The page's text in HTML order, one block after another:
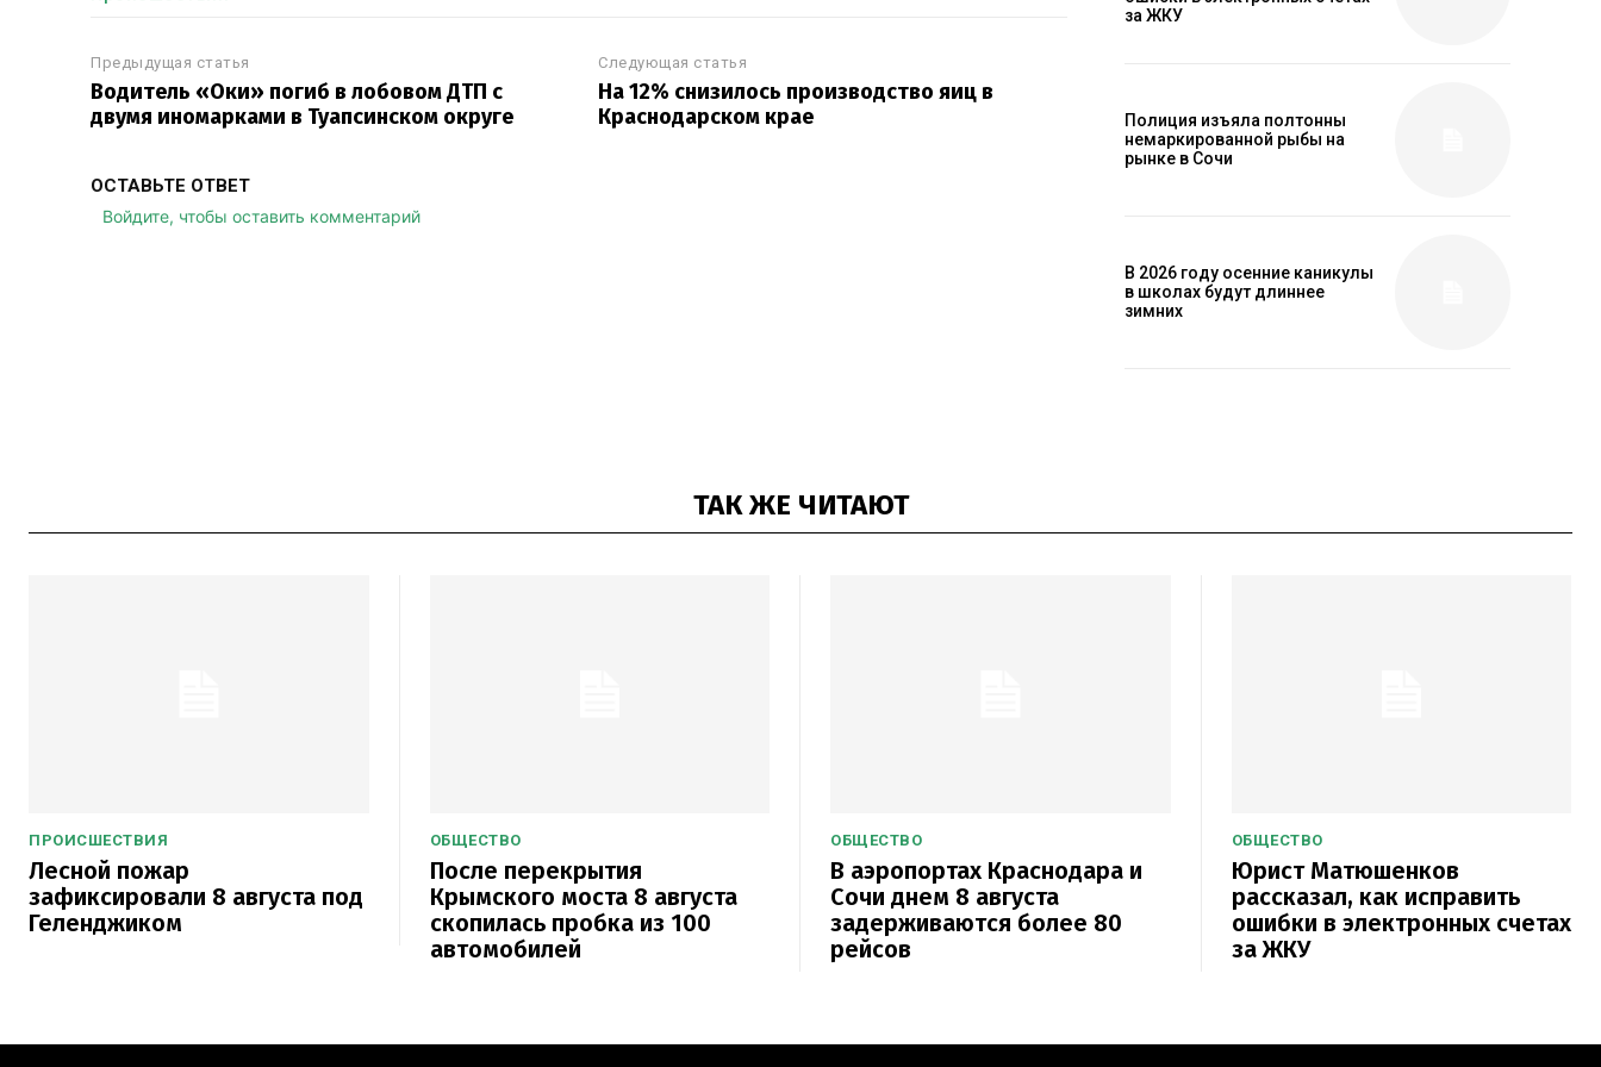
Предыдущая статья
Водитель «Оки» погиб в лобовом ДТП с
двумя иномарками в Туапсинском округе
Следующая статья
На 12% снизилось производство яиц в
Краснодарском крае
ОСТАВЬТЕ ОТВЕТ
Войдите, чтобы оставить комментарий
за ЖКУ
Полиция изъяла полтонны
немаркированной рыбы на
рынке в Сочи
В 2026 году осенние каникулы
в школах будут длиннее
зимних
ТАК ЖЕ ЧИТАЮТ
ПРОИСШЕСТВИЯ
Лесной пожар
зафиксировали 8 августа под
Геленджиком
ОБЩЕСТВО
После перекрытия
Крымского моста 8 августа
скопилась пробка из 100
автомобилей
ОБЩЕСТВО
В аэропортах Краснодара и
Сочи днем 8 августа
задерживаются более 80
рейсов
ОБЩЕСТВО
Юрист Матюшенков
рассказал, как исправить
ошибки в электронных счетах
за ЖКУ